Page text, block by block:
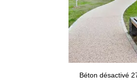
Béton désactivé